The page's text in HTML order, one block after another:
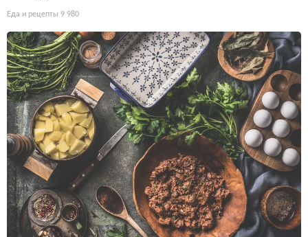
Еда и рецепты 9 980